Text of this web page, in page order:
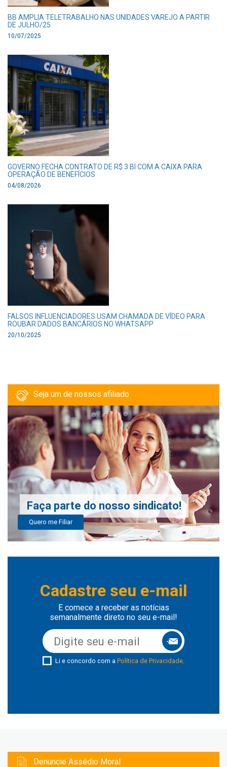
BB AMPLIA TELETRABALHO NAS UNIDADES VAREJO A PARTIR
DE JULHO/25
10/07/2025
GOVERNO FECHA CONTRATO DE R$ 3 BI COM A CAIXA PARA
OPERAÇÃO DE BENEFÍCIOS
04/08/2026
FALSOS INFLUENCIADORES USAM CHAMADA DE VÍDEO PARA
ROUBAR DADOS BANCÁRIOS NO WHATSAPP
20/10/2025
Seja um de nossos afiliado
Faça parte do nosso sindicato!
Quero me Filiar
Cadastre seu e-mail
E comece a receber as notícias
semanalmente direto no seu e-mail!
Li e concordo com a Política de Privacidade.
Denuncie Assédio Moral